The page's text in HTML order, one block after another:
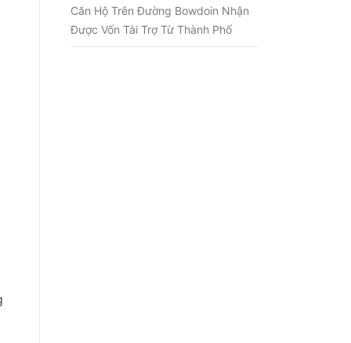
Căn Hộ Trên Đường Bowdoin Nhận
Được Vốn Tài Trợ Từ Thành Phố